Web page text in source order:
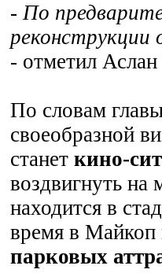
- По
реконструкции
- отметил
По словам
своеобразной
станет кино-
воздвигнуть на
находится в
время в Майкоп
парковых